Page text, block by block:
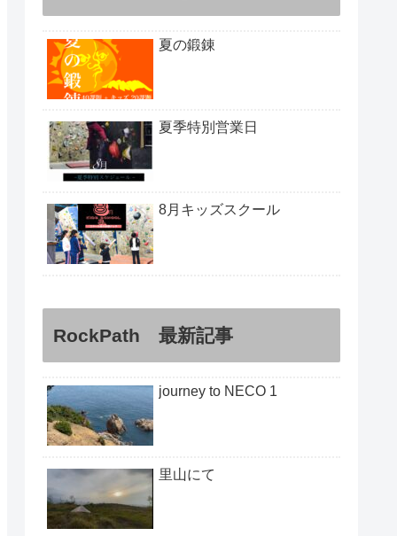
夏の鍛錬
夏季特別営業日
8月キッズスクール
RockPath 最新記事
journey to NECO 1
里山にて